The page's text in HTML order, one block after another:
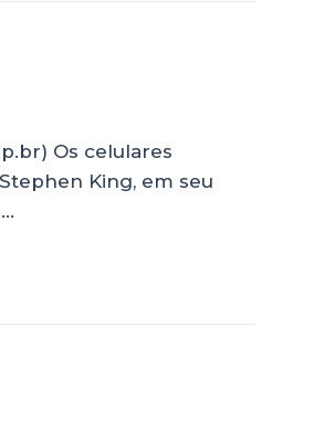
Os celulares
King, em seu